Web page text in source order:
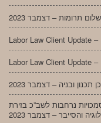
Labor Law Client Update
Labor Law Client Update
סמכויות נרחבות לשב”כ בזירת